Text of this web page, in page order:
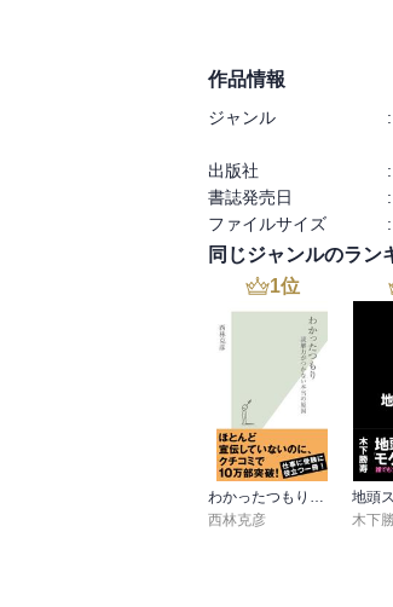
作品情報
ジャンル :
出版社 :
書誌発売日
:
ファイルサイズ
:
同じジャンルのラン
1位
わかったつもり～読解力がつかない本当の原因～
西林克彦
地頭
木下